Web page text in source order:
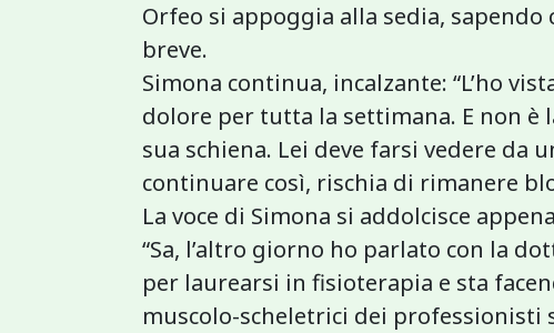
Orfeo si appoggia alla sedia, sapendo
breve.
Simona continua, incalzante: “L’ho
dolore per tutta la settimana. E non è
sua schiena. Lei deve farsi vedere da
continuare così, rischia di rimanere
La voce di Simona si addolcisce
“Sa, l’altro giorno ho parlato con la
per laurearsi in fisioterapia e sta
muscolo-scheletrici dei